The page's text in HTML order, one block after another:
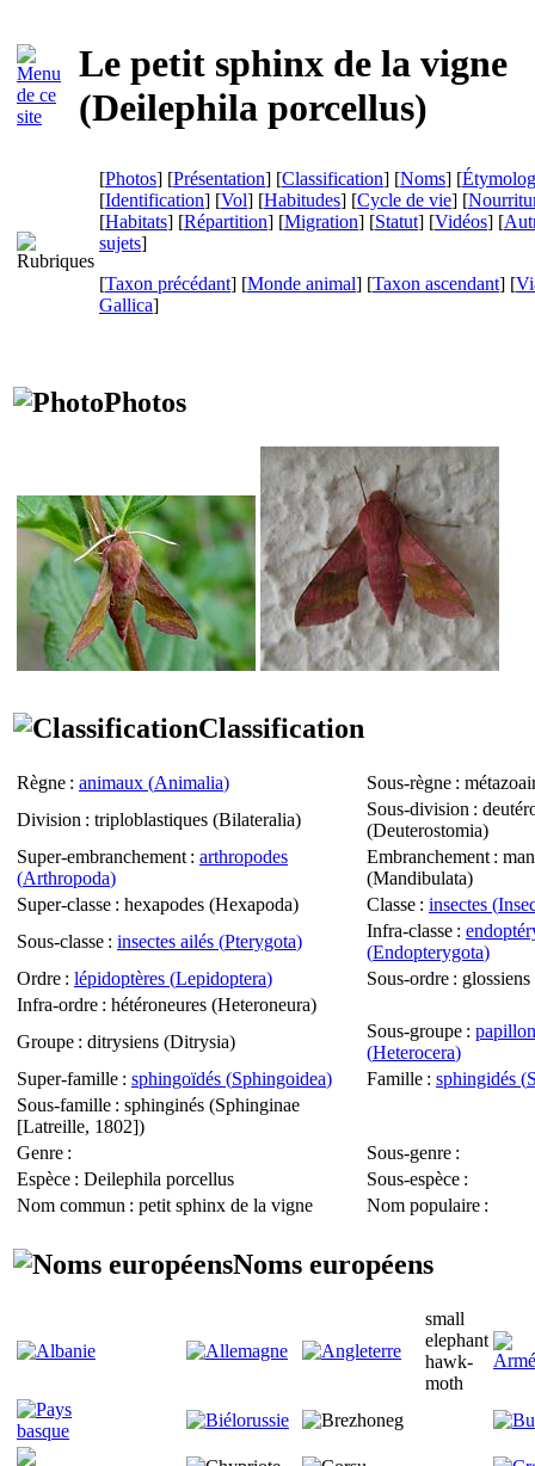
Le petit sphinx de la vigne
(Deilephila porcellus)
[Photos] [Présentation] [Classification] [Noms] [
[Identification] [Vol] [Habitudes] [Cycle de vie] [
[Habitats] [Répartition] [Migration] [Statut] [Vidéos] [
sujets]
[Taxon précédant] [Monde animal] [Taxon ascendant] [
Gallica]
Photos
Classification
Règne : animaux (Animalia) Sous-règne :
Division : triploblastiques (Bilateralia)
Sous-division :
(Deuterostomia)
Super-embranchement : arthropodes
(Arthropoda)
Embranchement :
(Mandibulata)
Super-classe : hexapodes (Hexapoda) Classe : insectes (
Sous-classe : insectes ailés (Pterygota)
Infra-classe :
(Endopterygota)
Ordre : lépidoptères (Lepidoptera) Sous-ordre : glossiens
Infra-ordre : hétéroneures (Heteroneura)
Groupe : ditrysiens (Ditrysia)
Sous-groupe :
(Heterocera)
Super-famille : sphingoïdés (Sphingoidea) Famille : sphingidés (
Sous-famille : sphinginés (Sphinginae
[Latreille, 1802])
Genre : Sous-genre :
Espèce : Deilephila porcellus Sous-espèce :
Nom commun : petit sphinx de la vigne Nom populaire :
Noms européens
small
elephant
hawk-
moth